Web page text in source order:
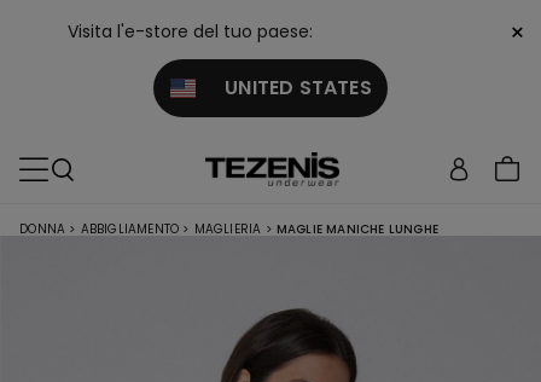
Visita l'e-store del tuo paese:
UNITED STATES
×
DONNA > ABBIGLIAMENTO > MAGLIERIA > MAGLIE MANICHE LUNGHE